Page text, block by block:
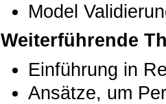
Model
Weiterführende
Einführung in
Ansätze, um